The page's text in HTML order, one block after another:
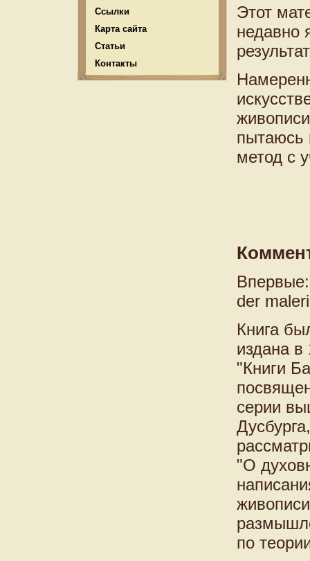
Ссылки
Карта сайта
Статьи
Контакты
Этот
недавно
пытаюсь
метод с
der
Книга
издана в
"Книги
серии
"О
по